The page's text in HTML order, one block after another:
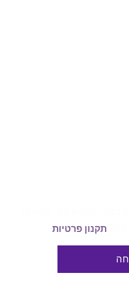
תקנון פרטיות